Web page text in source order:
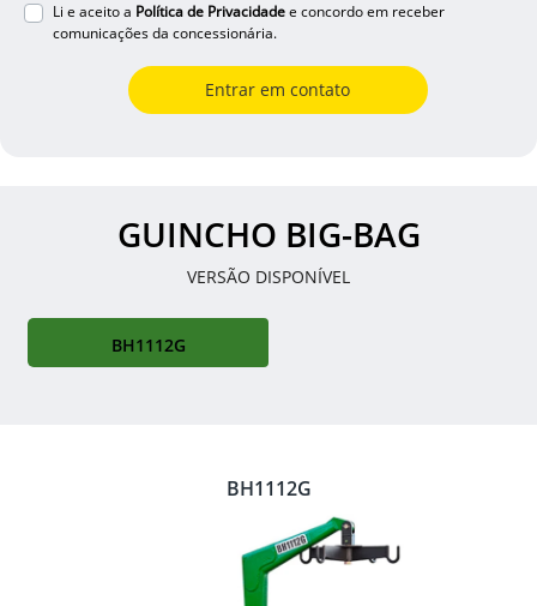
Li e aceito a Política de Privacidadee concordo em receber
comunicações da concessionária.
Entrar em contato
GUINCHO BIG-BAG
VERSÃO DISPONÍVEL
BH1112G
BH1112G